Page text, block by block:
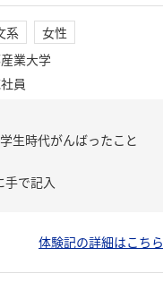
系
女性
業大学
員
生時代がんばったこと
手で記入
体験記の詳細はこちら